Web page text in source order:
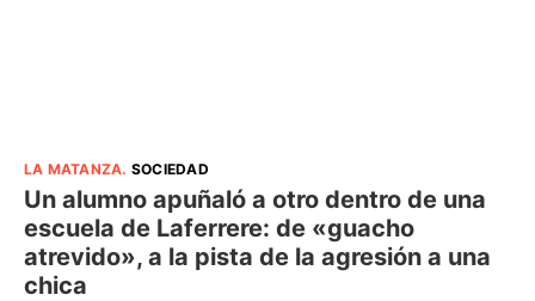
LA MATANZA. SOCIEDAD
Un alumno apuñaló a otro dentro de una
escuela de Laferrere: de «guacho
atrevido», a la pista de la agresión a una
chica